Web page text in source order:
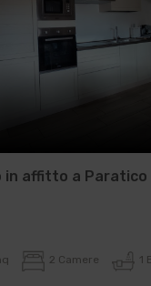
in affitto a Paratico
2 Camere 1